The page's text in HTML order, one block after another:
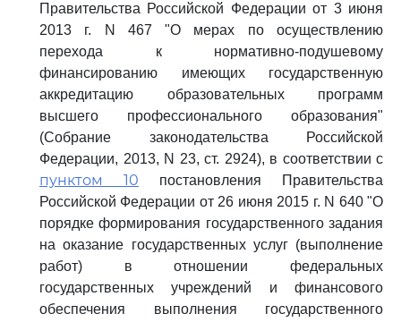
Правительства Российской Федерации от 3 июня
2013 г. N 467 "О мерах по осуществлению
перехода к нормативно-подушевому
финансированию имеющих государственную
аккредитацию образовательных программ
высшего профессионального образования"
(Собрание законодательства Российской
Федерации, 2013, N 23, ст. 2924), в соответствии с
пунктом 10 постановления Правительства
Российской Федерации от 26 июня 2015 г. N 640 "О
порядке формирования государственного задания
на оказание государственных услуг (выполнение
работ) в отношении федеральных
государственных учреждений и финансового
обеспечения выполнения государственного